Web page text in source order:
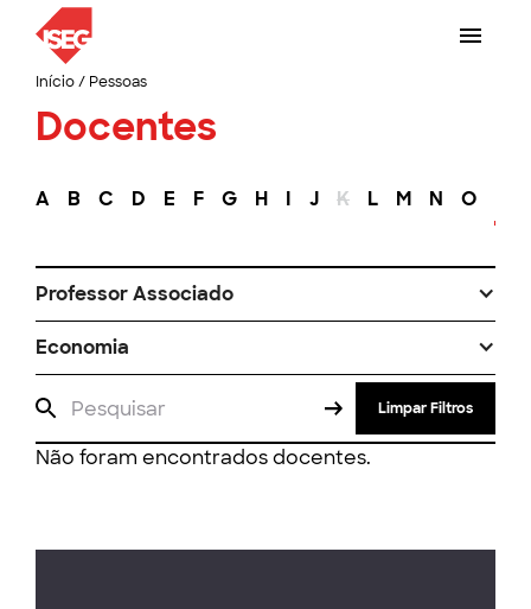
Início/ Pessoas
Docentes
A B C D E F G H I J K L M N O
Professor Associado
Economia
Limpar Filtros
Não foram encontrados docentes.